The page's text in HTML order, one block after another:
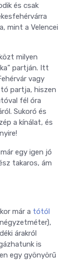
és csak
mint a Velencei
milyen
partján. Itt
vagy
partja, hiszen
fél óra
Sukoró és
a kínálat, és
egy igen jó
takaros, ám
már a tótól
árakról
is
egy gyönyörű